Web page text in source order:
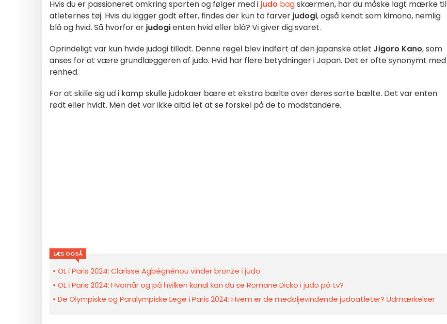
Hvis du er passioneret omkring sporten og følger med i judo bagskærmen, har du måske lagt mærke til
atleternes tøj. Hvis du kigger godt efter, findes der kun to farver judogi, også kendt som kimono, nemlig
blå og hvid. Så hvorfor er judogienten hvid eller blå? Vi giver dig svaret.
Oprindeligt var kun hvide judogi tilladt. Denne regel blev indført af den japanske atlet Jigoro Kano, som
anses for at være grundlæggeren af judo. Hvid har flere betydninger i Japan. Det er ofte synonymt med
renhed.
For at skille sig ud i kamp skulle judokaer bære et ekstra bælte over deres sorte bælte. Det var enten
rødt eller hvidt. Men det var ikke altid let at se forskel på de to modstandere.
LÆS OGSÅ
OL i Paris 2024: Clarisse Agbégnénou vinder bronze i judo
OL i Paris 2024: Hvornår og på hvilken kanal kan du se Romane Dicko i judo på tv?
De Olympiske og Paralympiske Lege i Paris 2024: Hvem er de medaljevindende judoatleter? Udmærkelser